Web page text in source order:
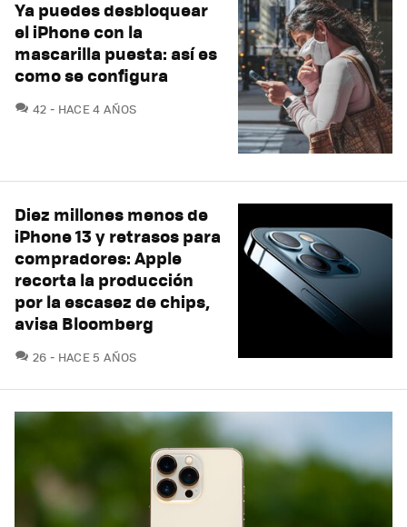
Ya puedes desbloquear
el iPhone con la
mascarilla puesta: así es
como se configura
42 COMENTARIOS
HACE 4 AÑOS
Diez millones menos de
iPhone 13 y retrasos para
compradores: Apple
recorta la producción
por la escasez de chips,
avisa Bloomberg
26 COMENTARIOS
HACE 5 AÑOS